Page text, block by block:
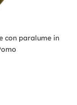
con paralume in